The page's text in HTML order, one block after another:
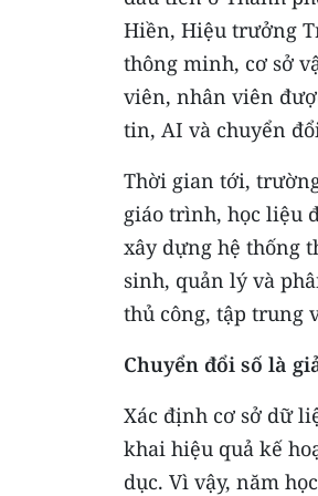
Hiền, Hiệu trưởng
thông minh, cơ sở
viên, nhân viên
tin, AI và chuyển
Thời gian tới,
giáo trình, học liệu
xây dựng hệ thống
sinh, quản lý và
thủ công, tập trung
Chuyển đổi số là
Xác định cơ sở dữ
khai hiệu quả kế
dục. Vì vậy, năm